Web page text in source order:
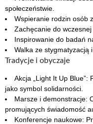
społeczeństwie.
Wspieranie rodzin osób
Zachęcanie do
Inspirowanie do badań
Walka ze stygmatyzacją
Tradycje i obyczaje
Akcja „Light It Up Blue”:
jako symbol solidarności.
Marsze i demonstracje:
promujących świadomość
Konferencje naukowe: